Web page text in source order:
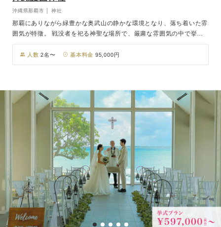
沖縄県那覇市 │ 神社
那覇にありながら緑豊かな奥武山の静かな環境となり、落ち着いた雰
囲気が特徵。 戦没者を祀る神聖な場所で、厳粛な雰囲気の中で挙式
が叶います。 和装が映える美しい神殿、那覇空港からのアクセスの
良さも魅力。 沖縄らしい文化を取り入れた演出も可能で、特別な一
日を彩ります。
人数 2名〜 基本料金 95,000円